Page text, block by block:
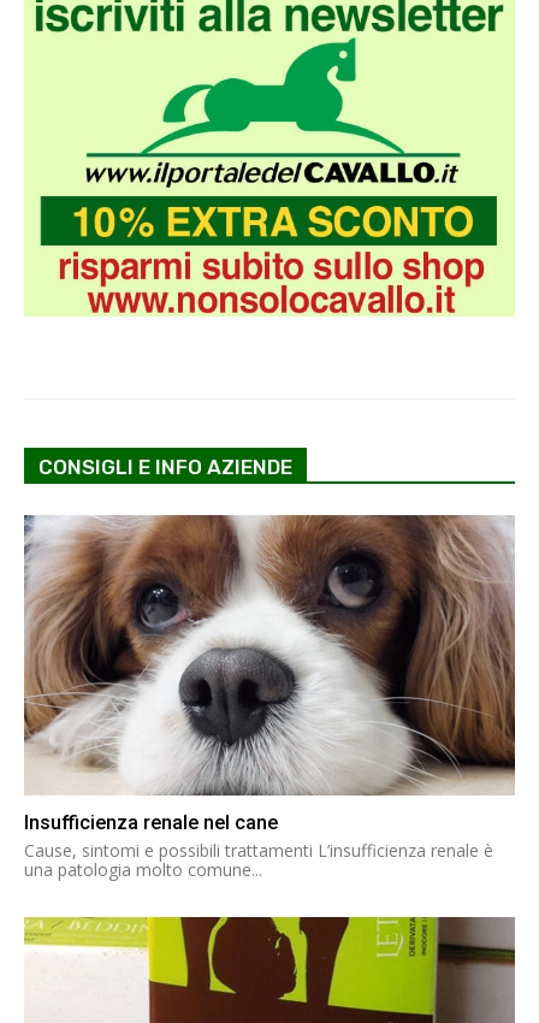
CONSIGLI E INFO AZIENDE
Insufficienza renale nel cane
Cause, sintomi e possibili trattamenti L’insufficienza renale è
una patologia molto comune...